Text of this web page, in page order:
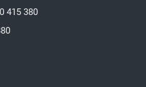
415 380